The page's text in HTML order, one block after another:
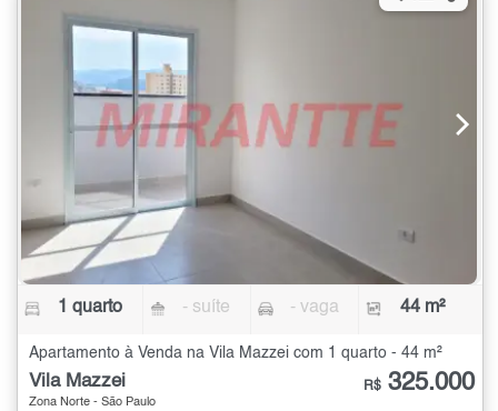
1 quarto - suíte - vaga 44 m²
Apartamento à Venda na Vila Mazzei com 1 quarto - 44 m²
Vila Mazzei
Zona Norte - São Paulo
R$ 325.000